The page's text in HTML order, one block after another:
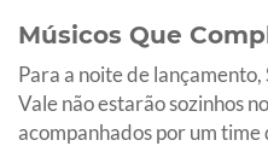
Músicos Que
Para a noite de
Vale não estarão sozinhos
acompanhados por um time